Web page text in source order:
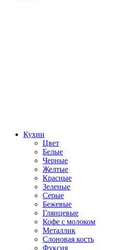
Кухни
Цвет
Белые
Черные
Желтые
Красные
Зеленые
Серые
Бежевые
Глянцевые
Кофе с молоком
Металлик
Слоновая кость
Фуксия